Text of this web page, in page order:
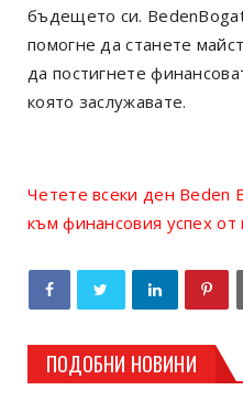
бъдещето си.
помогне да станете
да постигнете
която заслужавате.
Четете всеки ден Beden
към финансовия успех от
ПОДОБНИ НОВИНИ